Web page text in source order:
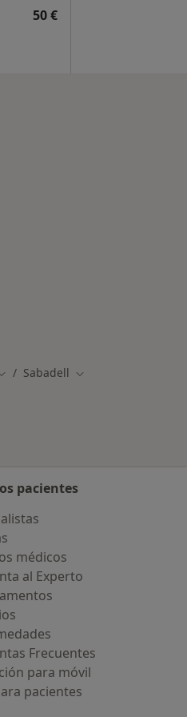
50 €
de ciudad
Sabadell Cambiar de ciudad
pacientes
médicos
al Experto
Frecuentes
para móvil
pacientes